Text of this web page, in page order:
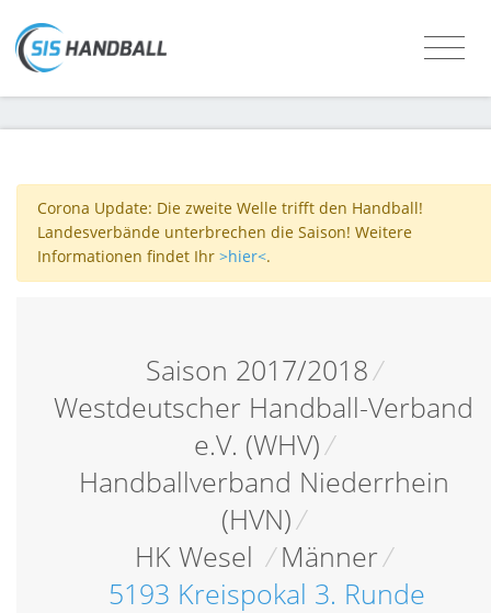
Corona Update: Die zweite Welle trifft den Handball!
Landesverbände unterbrechen die Saison! Weitere
Informationen findet Ihr >hier<.
Saison 2017/2018/
Westdeutscher Handball-Verband
e.V. (WHV)/
Handballverband Niederrhein
(HVN)/
HK Wesel / Männer/
5193 Kreispokal 3. Runde